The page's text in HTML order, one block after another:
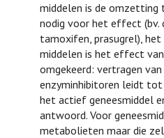
middelen is de
nodig voor het effect (bv.
tamoxifen, prasugrel), het
middelen is het effect
omgekeerd: vertragen
enzyminhibitoren leidt
het actief geneesmiddel
antwoord. Voor
metabolieten maar die